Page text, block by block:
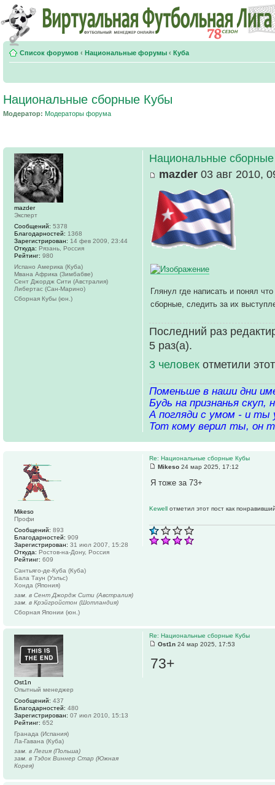
Список форумов ‹ Национальные форумы ‹ Куба
Национальные сборные Кубы
Модератор: Модераторы форума
Национальные
mazder 03 авг 2010,
Глянул где написать и понял
сборные, следить за их
Последний раз
5 раз(а).
3 человек отметили
Поменьше в наши дни
Будь на признанья
А погляди с умом - и ты
Тот кому верил ты, он
mazder
Эксперт
Сообщений: 5378
Благодарностей: 1368
Зарегистрирован: 14 фев 2009, 23:44
Откуда: Рязань, Россия
Рейтинг: 980
Испано Америка (Куба)
Мвана Африка (Зимбабве)
Сент Джордж Сити (Австралия)
Либертас (Сан-Марино)
Сборная Кубы (юн.)
Re: Национальные сборные Кубы
Mikeso 24 мар 2025, 17:12
Я тоже за 73+
Kewell отметил этот пост как
Mikeso
Профи
Сообщений: 893
Благодарностей: 909
Зарегистрирован: 31 июл 2007, 15:28
Откуда: Ростов-на-Дону, Россия
Рейтинг: 609
Сантьяго-де-Куба (Куба)
Бала Таун (Уэльс)
Хонда (Япония)
зам. в Сент Джордж Сити (Австралия)
зам. в Крэйгройстон (Шотландия)
Сборная Японии (юн.)
Re: Национальные сборные Кубы
Ost1n 24 мар 2025, 17:53
73+
Ost1n
Опытный менеджер
Сообщений: 437
Благодарностей: 480
Зарегистрирован: 07 июл 2010, 15:13
Рейтинг: 652
Гранада (Испания)
Ла-Гавана (Куба)
зам. в Легия (Польша)
зам. в Тэдок Виннер Стар (Южная
Корея)